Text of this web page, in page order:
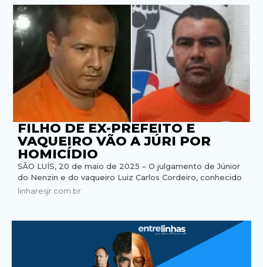
FILHO DE EX-PREFEITO E
VAQUEIRO VÃO A JÚRI POR
HOMICÍDIO
SÃO LUÍS, 20 de maio de 2025 – O julgamento de Júnior
do Nenzin e do vaqueiro Luiz Carlos Cordeiro, conhecido
linharesjr.com.br